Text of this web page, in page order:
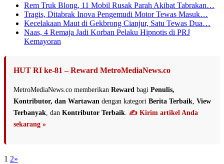
Rem Truk Blong, 11 Mobil Rusak Parah Akibat Tabrakan…
Tragis, Ditabrak Inova Pengemudi Motor Tewas Masuk…
Kecelakaan Maut di Gekbrong Cianjur, Satu Tewas Dua…
Naas, 4 Remaja Jadi Korban Pelaku Hipnotis di PRJ
Kemayoran
HUT RI ke-81 – Reward MetroMediaNews.co
MetroMediaNews.co memberikan Reward bagi Penulis,
Kontributor, dan Wartawan dengan kategori Berita Terbaik View
Terbanyak , dan Kontributor Terbaik ✍️ Kirim artikel Anda
sekarang »
1 2»